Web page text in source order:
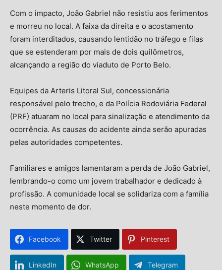
Com o impacto, João Gabriel não resistiu aos ferimentos
e morreu no local. A faixa da direita e o acostamento
foram interditados, causando lentidão no tráfego e filas
que se estenderam por mais de dois quilômetros,
alcançando a região do viaduto de Porto Belo.
Equipes da Arteris Litoral Sul, concessionária
responsável pelo trecho, e da Polícia Rodoviária Federal
(PRF) atuaram no local para sinalização e atendimento da
ocorrência. As causas do acidente ainda serão apuradas
pelas autoridades competentes.
Familiares e amigos lamentaram a perda de João Gabriel,
lembrando-o como um jovem trabalhador e dedicado à
profissão. A comunidade local se solidariza com a família
neste momento de dor.
Facebook Twitter Pinterest
LinkedIn WhatsApp Telegram